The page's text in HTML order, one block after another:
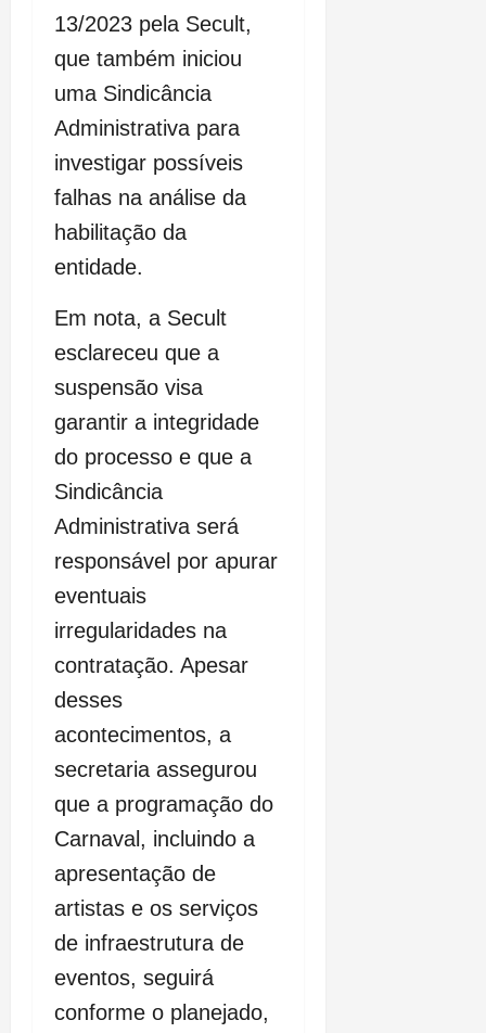
13/2023 pela Secult,
que também iniciou
uma Sindicância
Administrativa para
investigar possíveis
falhas na análise da
habilitação da
entidade.
Em nota, a Secult
esclareceu que a
suspensão visa
garantir a integridade
do processo e que a
Sindicância
Administrativa será
responsável por apurar
eventuais
irregularidades na
contratação. Apesar
desses
acontecimentos, a
secretaria assegurou
que a programação do
Carnaval, incluindo a
apresentação de
artistas e os serviços
de infraestrutura de
eventos, seguirá
conforme o planejado,